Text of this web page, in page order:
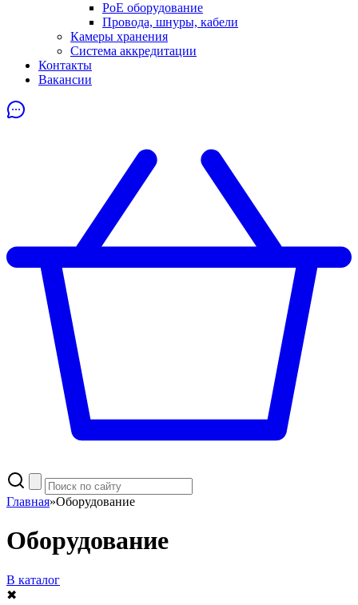
PoE оборудование
Провода, шнуры, кабели
Камеры хранения
Система аккредитации
Контакты
Вакансии
Главная»Оборудование
Оборудование
В каталог
✖